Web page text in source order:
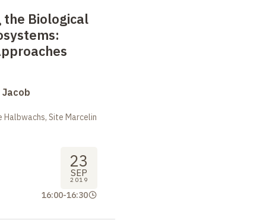
Biological
Site Marcelin
23
SEP
2019
16:00-16:30